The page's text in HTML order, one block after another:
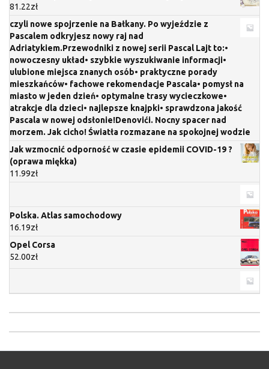
81.22zł
czyli nowe spojrzenie na Bałkany. Po wyjeździe z
Pascalem odkryjesz nowy raj nad
Adriatykiem.Przewodniki z nowej serii Pascal Lajt to:•
nowoczesny układ• szybkie wyszukiwanie informacji•
ulubione miejsca znanych osób• praktyczne porady
mieszkańców• fachowe rekomendacje Pascala• pomysł na
miasto w jeden dzień• optymalne trasy wycieczkowe•
atrakcje dla dzieci• najlepsze knajpki• sprawdzona jakość
Pascala w nowej odsłonie!Denovići. Nocny spacer nad
morzem. Jak cicho! Światła rozmazane na spokojnej wodzie
Jak wzmocnić odporność w czasie epidemii COVID-19 ?
(oprawa miękka)
11.99zł
Polska. Atlas samochodowy
16.19zł
Opel Corsa
52.00zł